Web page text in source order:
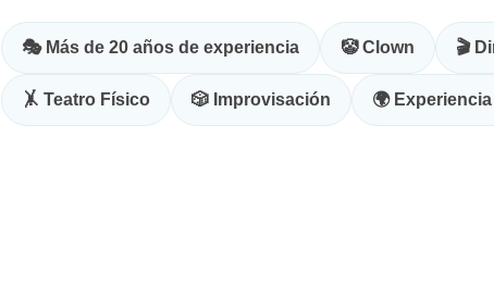
🎭 Más de 20 años de experiencia 🤡 Clown 🎬
🤸 Teatro Físico 🎲 Improvisación 🌍